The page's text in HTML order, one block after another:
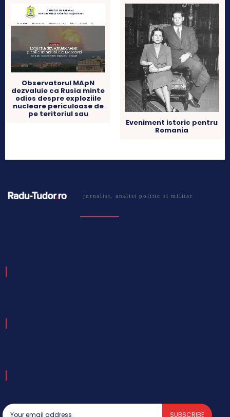
Observatorul MApN
dezvaluie ca Rusia minte
odios despre exploziile
nucleare periculoase de
pe teritoriul sau
Eveniment istoric pentru
Romania
jurnalist, analist politic si militar
SUBSCRIBE